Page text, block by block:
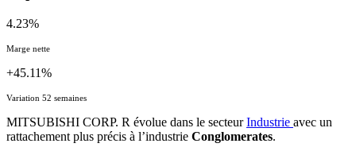
4.23%
Marge nette
+45.11%
Variation 52 semaines
MITSUBISHI CORP. R évolue dans le secteurIndustrie avec un
rattachement plus précis à l’industrie Conglomerates.